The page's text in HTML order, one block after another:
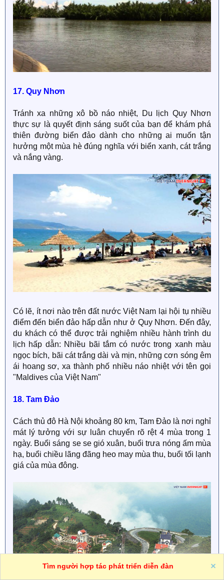
17. Quy Nhơn
Tránh xa những xô bồ náo nhiệt, Du lịch Quy Nhơn
thực sự là quyết định sáng suốt của bạn để khám phá
thiên đường biển đảo dành cho những ai muốn tận
hưởng một mùa hè đúng nghĩa với biển xanh, cát trắng
và nắng vàng.
Có lẽ, ít nơi nào trên đất nước Việt Nam lại hội tụ nhiều
điểm đến biển đảo hấp dẫn như ở Quy Nhơn. Đến đây,
du khách có thể được trải nghiệm nhiều hành trình du
lịch hấp dẫn: Nhiều bãi tắm có nước trong xanh màu
ngọc bích, bãi cát trắng dài và mịn, những cơn sóng êm
ái hoang sơ, xa thành phố nhiều náo nhiệt với tên gọi
"Maldives của Việt Nam"
18. Tam Đảo
Cách thủ đô Hà Nội khoảng 80 km, Tam Đảo là nơi nghỉ
mát lý tưởng với sự luân chuyển rõ rệt 4 mùa trong 1
ngày. Buổi sáng se se gió xuân, buổi trưa nóng ấm mùa
hạ, buổi chiều lãng đãng heo may mùa thu, buổi tối lạnh
giá của mùa đông.
Tìm người hợp tác phát triển diễn đàn